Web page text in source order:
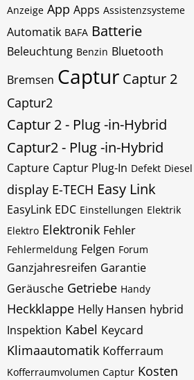
Anzeige App Apps Assistenzsysteme
Automatik BAFA Batterie
Beleuchtung Benzin Bluetooth
Bremsen Captur Captur 2
Captur2
Captur 2 - Plug -in-Hybrid
Captur2 - Plug -in-Hybrid
Capture Captur Plug-In Defekt Diesel
display E-TECH Easy Link
EasyLink EDC Einstellungen Elektrik
Elektro Elektronik Fehler
Fehlermeldung Felgen Forum
Ganzjahresreifen Garantie
Geräusche Getriebe Handy
Heckklappe Helly Hansen hybrid
Inspektion Kabel Keycard
Klimaautomatik Kofferraum
Kofferraumvolumen Captur Kosten